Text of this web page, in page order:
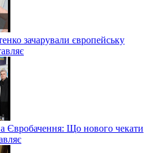
зачарували європейську
Євробачення: Що нового чекати